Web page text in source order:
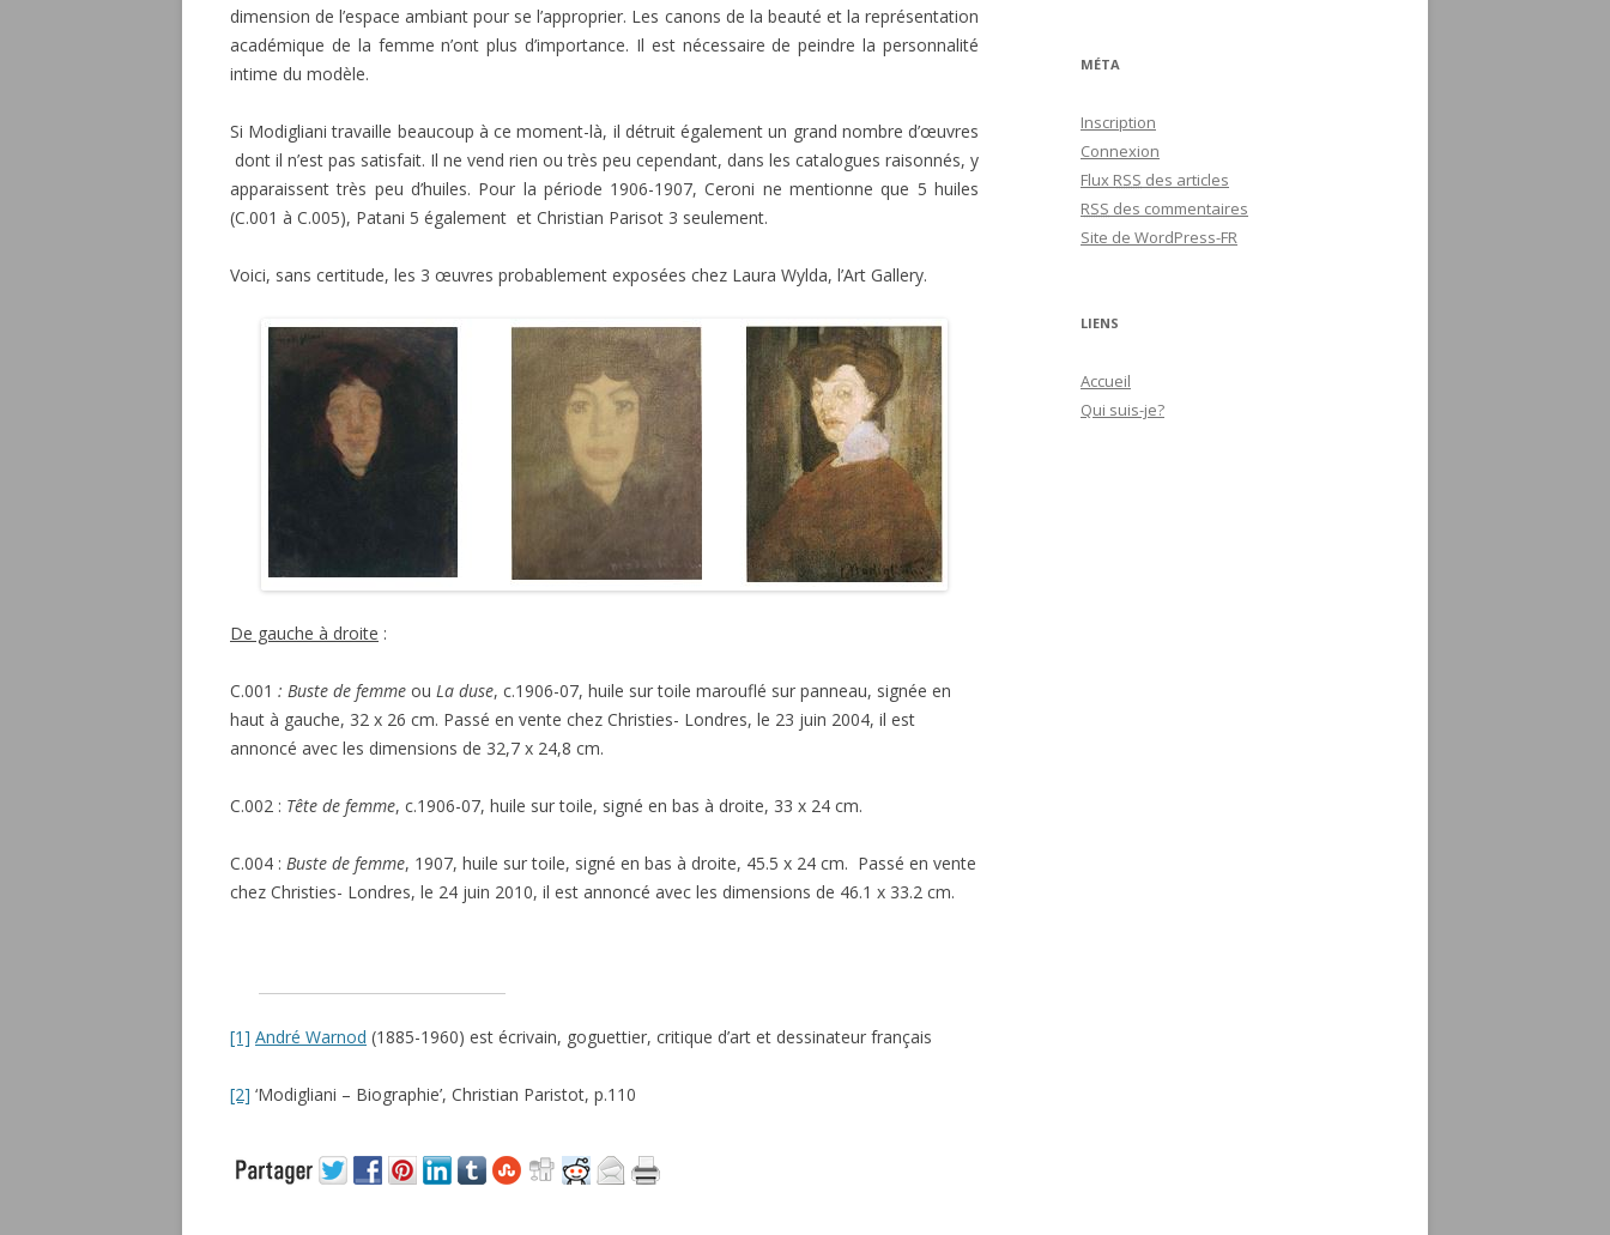
dimension de l’espace ambiant pour se l’approprier. Les canons de la beauté et la représentation
académique de la femme n’ont plus d’importance. Il est nécessaire de peindre la personnalité
intime du modèle.
Si Modigliani travaille beaucoup à ce moment-là, il détruit également un grand nombre d’œuvres
dont il n’est pas satisfait. Il ne vend rien ou très peu cependant, dans les catalogues raisonnés, y
apparaissent très peu d’huiles. Pour la période 1906-1907, Ceroni ne mentionne que 5 huiles
(C.001 à C.005), Patani 5 également et Christian Parisot 3 seulement.
Voici, sans certitude, les 3 œuvres probablement exposées chez Laura Wylda, l’Art Gallery.
De gauche à droite :
C.001 : Buste de femme ou La duse, c.1906-07, huile sur toile marouflé sur panneau, signée en
haut à gauche, 32 x 26 cm. Passé en vente chez Christies- Londres, le 23 juin 2004, il est
annoncé avec les dimensions de 32,7 x 24,8 cm.
C.002 : Tête de femme, c.1906-07, huile sur toile, signé en bas à droite, 33 x 24 cm.
C.004 : Buste de femme, 1907, huile sur toile, signé en bas à droite, 45.5 x 24 cm. Passé en vente
chez Christies- Londres, le 24 juin 2010, il est annoncé avec les dimensions de 46.1 x 33.2 cm.
[1] André Warnod (1885-1960) est écrivain, goguettier, critique d’art et dessinateur français
[2] ‘Modigliani – Biographie’, Christian Paristot, p.110
MÉTA
Inscription
Connexion
Flux RSS des articles
RSS des commentaires
Site de WordPress-FR
LIENS
Accueil
Qui suis-je?